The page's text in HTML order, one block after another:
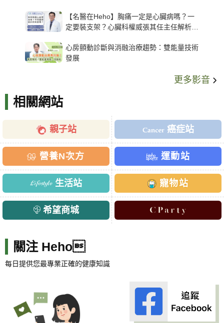
【名醫在Heho】胸痛一定是心臟病嗎？一
定要裝支架？心臟科權威張其任主任解析支
心房顫動診斷與消融治療趨勢：雙能量技術
發展
更多影音
相關網站
親子站 癌症站
營養N次方 運動站
生活站 寵物站
希望商城
關注 Heho
每日提供您最專業正確的健康知識